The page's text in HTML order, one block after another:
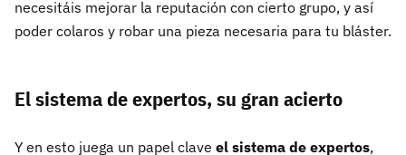
necesitáis mejorar la reputación con cierto grupo, y así
poder colaros y robar una pieza necesaria para tu bláster.
El sistema de expertos, su gran acierto
Y en esto juega un papel clave el sistema de expertos,